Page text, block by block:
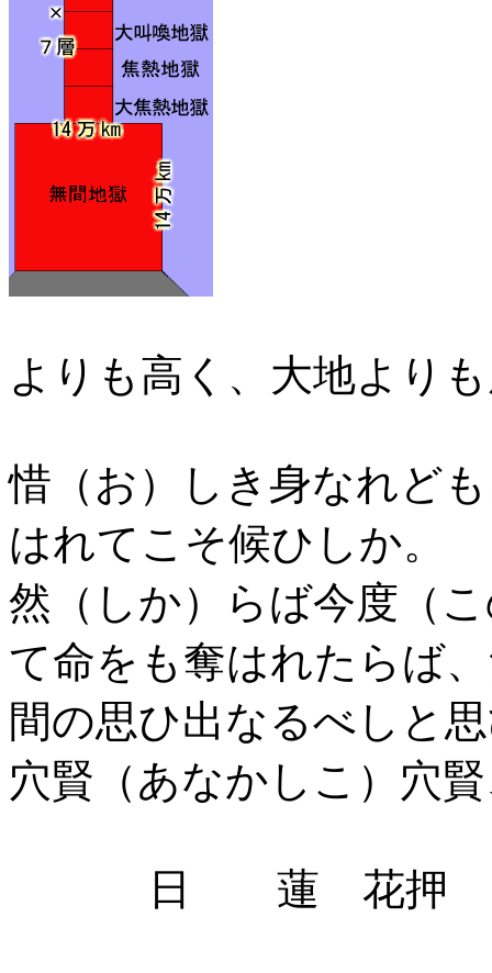
よりも高く、大地より
惜（お）しき身なれど
はれてこそ候ひしか。
然（しか）らば今度（
て命をも奪はれたらば
間の思ひ出なるべしと
穴賢（あなかしこ）穴
日 蓮 花押